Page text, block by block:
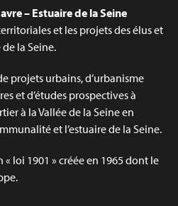
– Estuaire de la Seine
et les projets des élus et
la Seine.
projets urbains, d’urbanisme
et d’études prospectives à
à la Vallée de la Seine en
et l’estuaire de la Seine.
« loi 1901 » créée en 1965 dont le